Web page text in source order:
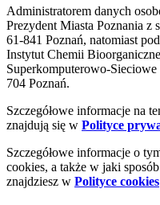
Administratorem danych
Prezydent Miasta Poznania z
61-841 Poznań, natomiast
Instytut Chemii
Superkomputerowo-
704 Poznań.
Szczegółowe informacje na
znajdują się w Polityce
Szczegółowe informacje o
cookies, a także w jaki
znajdziesz w Polityce cookies